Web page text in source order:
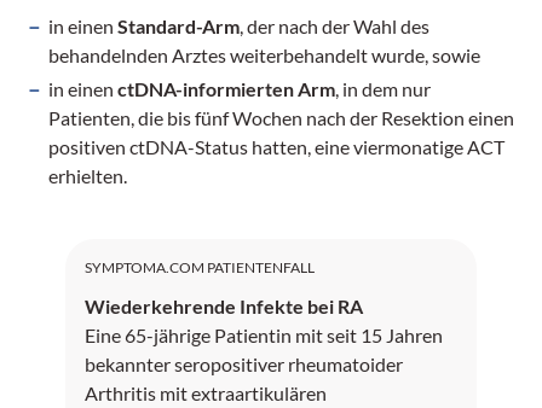
in einen Standard-Arm , der nach der Wahl des
behandelnden Arztes weiterbehandelt wurde, sowie
in einen ctDNA-informierten Arm , in dem nur
Patienten, die bis fünf Wochen nach der Resektion einen
positiven ctDNA-Status hatten, eine viermonatige ACT
erhielten.
SYMPTOMA.COM PATIENTENFALL
Wiederkehrende Infekte bei RA
Eine 65-jährige Patientin mit seit 15 Jahren
bekannter seropositiver rheumatoider
Arthritis mit extraartikulären